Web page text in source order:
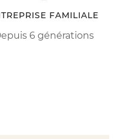
FAMILIALE
6 générations